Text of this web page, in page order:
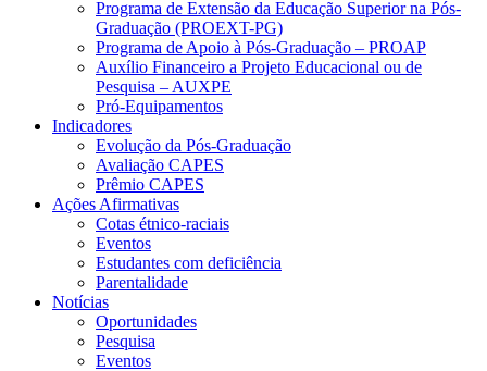
Programa de Extensão da Educação Superior na Pós-
Graduação (PROEXT-PG)
Programa de Apoio à Pós-Graduação – PROAP
Auxílio Financeiro a Projeto Educacional ou de
Pesquisa – AUXPE
Pró-Equipamentos
Indicadores
Evolução da Pós-Graduação
Avaliação CAPES
Prêmio CAPES
Ações Afirmativas
Cotas étnico-raciais
Eventos
Estudantes com deficiência
Parentalidade
Notícias
Oportunidades
Pesquisa
Eventos